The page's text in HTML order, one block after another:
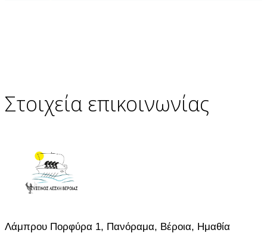
Στοιχεία επικοινωνίας
Λάμπρου Πορφύρα 1, Πανόραμα, Βέροια, Ημαθία